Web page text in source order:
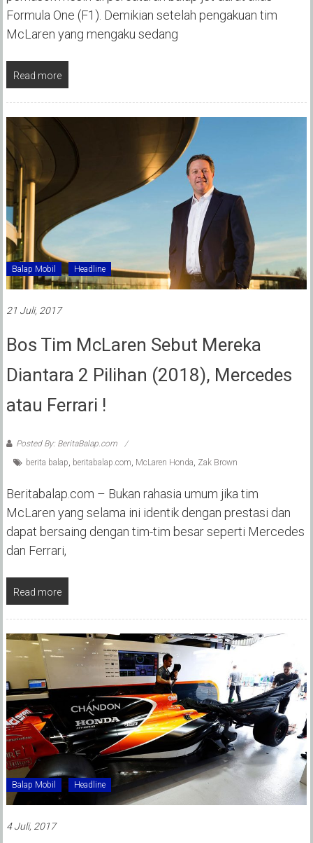
Formula One (F1). Demikian setelah pengakuan tim
McLaren yang mengaku sedang
Read more
Balap Mobil Headline
21 Juli, 2017
Bos Tim McLaren Sebut Mereka
Diantara 2 Pilihan (2018), Mercedes
atau Ferrari !
Posted By: BeritaBalap.com
berita balap beritabalap.com McLaren Honda Zak Brown
Beritabalap.com – Bukan rahasia umum jika tim
McLaren yang selama ini identik dengan prestasi dan
dapat bersaing dengan tim-tim besar seperti Mercedes
dan Ferrari,
Read more
Balap Mobil Headline
4 Juli, 2017